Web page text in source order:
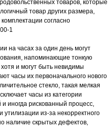
товаров, которые
товар других размера,
согласно
1
на часах за один день могут
напоминающие тонкую
и могут быть невидимы
часы их первоначального нового
стекло, такая мелкая
часы из категории
иногда рискованный процесс,
из-за некорректного
наличие скрытых дефектов,